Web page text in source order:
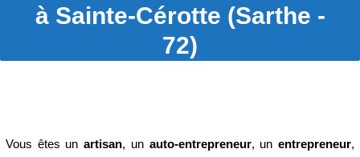
à Sainte-Cérotte (Sarthe -
72)
Vous êtes unartisan, un auto-entrepreneur, unentrepreneur,